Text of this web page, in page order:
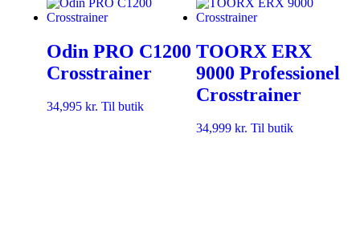
Odin PRO C1200
Crosstrainer
34,995 kr. Til butik
TOORX ERX
9000 Professionel
Crosstrainer
34,999 kr. Til butik